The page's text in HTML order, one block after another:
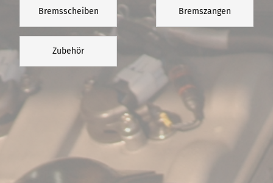
Bremsscheiben Bremszangen
Zubehör